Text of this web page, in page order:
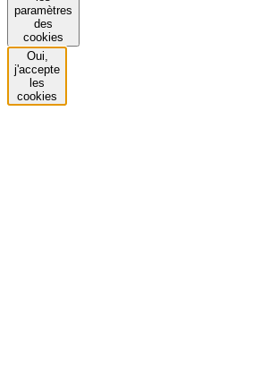
paramètres
des
cookies
Oui,
j'accepte
les
cookies